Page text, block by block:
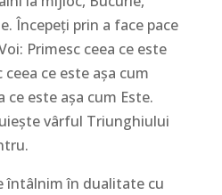
Începeți prin a face pace
Primesc ceea ce este
ceea ce este așa cum
ce este așa cum Este.
vârful Triunghiului
întâlnim în dualitate cu